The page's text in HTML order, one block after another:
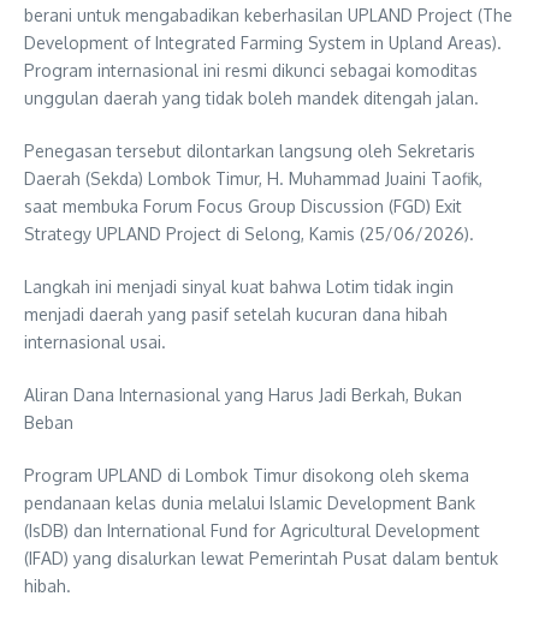
berani untuk mengabadikan keberhasilan UPLAND Project (The
Development of Integrated Farming System in Upland Areas).
Program internasional ini resmi dikunci sebagai komoditas
unggulan daerah yang tidak boleh mandek ditengah jalan.
Penegasan tersebut dilontarkan langsung oleh Sekretaris
Daerah (Sekda) Lombok Timur, H. Muhammad Juaini Taofik,
saat membuka Forum Focus Group Discussion (FGD) Exit
Strategy UPLAND Project di Selong, Kamis (25/06/2026).
Langkah ini menjadi sinyal kuat bahwa Lotim tidak ingin
menjadi daerah yang pasif setelah kucuran dana hibah
internasional usai.
Aliran Dana Internasional yang Harus Jadi Berkah, Bukan
Beban
Program UPLAND di Lombok Timur disokong oleh skema
pendanaan kelas dunia melalui Islamic Development Bank
(IsDB) dan International Fund for Agricultural Development
(IFAD) yang disalurkan lewat Pemerintah Pusat dalam bentuk
hibah.